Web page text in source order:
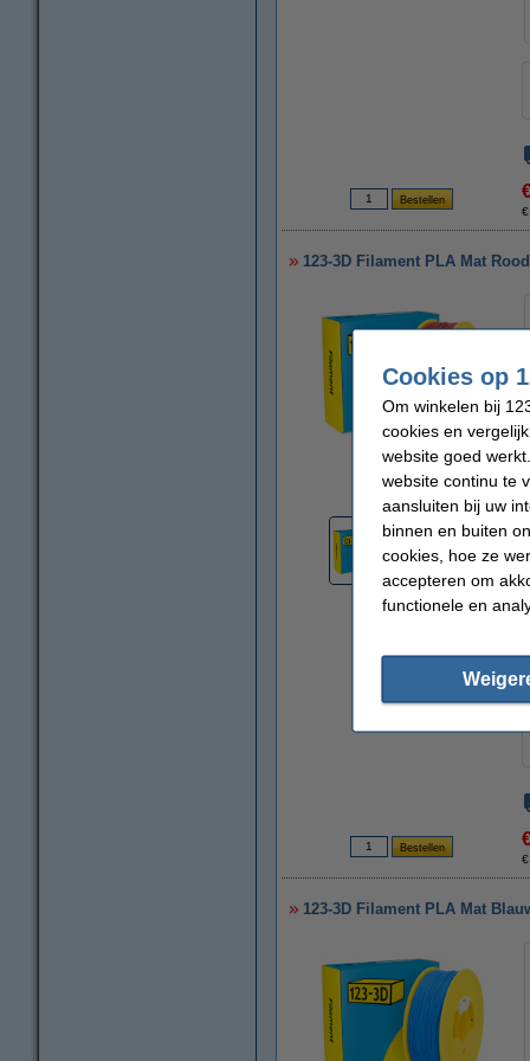
123-3D Filament PLA Mat
123-3D Filament PLA Mat
Cookies op
Om winkelen bij
cookies en
website goed
website continu te
aansluiten bij uw
binnen en buiten
cookies, hoe ze
accepteren om
functionele en